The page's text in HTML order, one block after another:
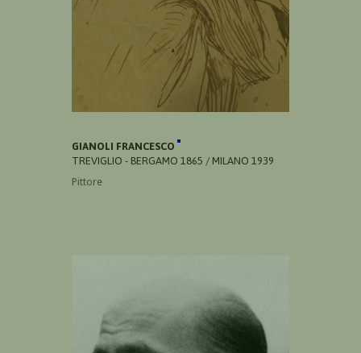
GIANOLI FRANCESCO
TREVIGLIO - BERGAMO 1865 / MILANO 1939
Pittore